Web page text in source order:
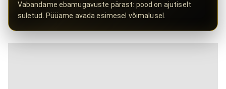
Vabandame ebamugavuste pärast: pood on ajutiselt
suletud. Püüame avada esimesel võimalusel.